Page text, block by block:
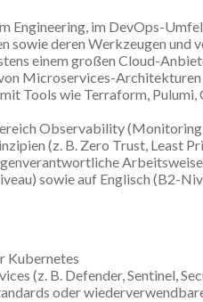
Engineering, im DevOps-
sowie deren Werkzeugen
einem großen Cloud-
Microservices-
Tools wie Terraform,
Observability
(z. B. Zero Trust, Least
sowie auf Englisch (B2-
Kubernetes
(z. B. Defender, Sentinel,
oder